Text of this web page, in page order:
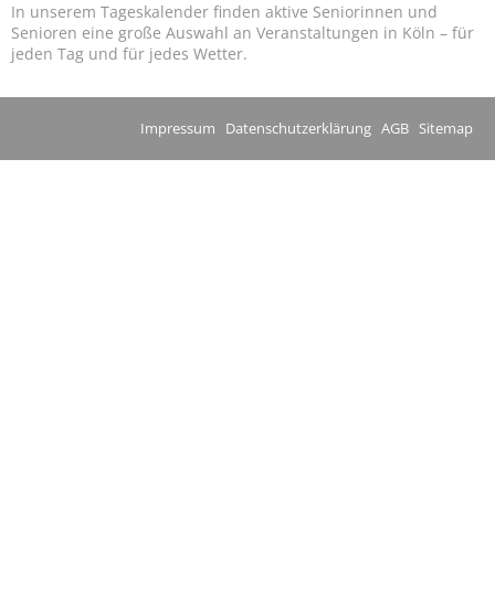
In unserem Tageskalender finden aktive Seniorinnen und
Senioren eine große Auswahl an Veranstaltungen in Köln – für
jeden Tag und für jedes Wetter.
Impressum Datenschutzerklärung AGB Sitemap